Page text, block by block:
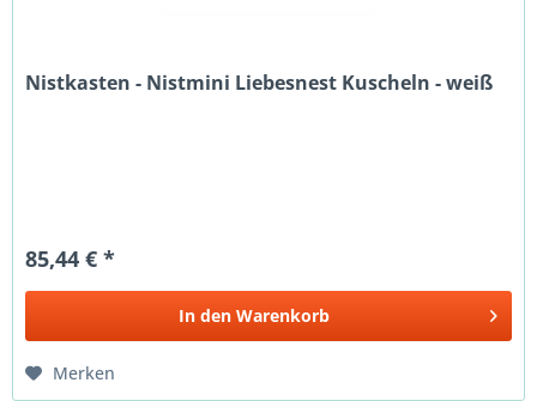
Nistkasten - Nistmini Liebesnest Kuscheln - weiß
85,44 € *
In den Warenkorb
Merken